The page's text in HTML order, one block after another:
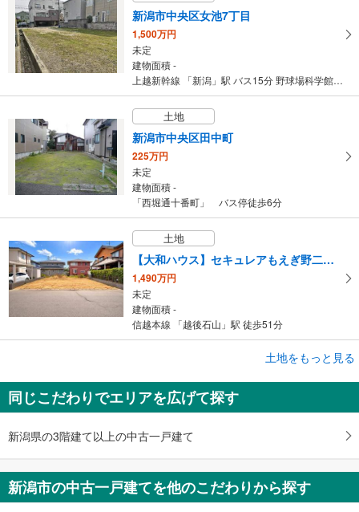
新潟市中央区女池7丁目
1,500万円
未定
建物面積 -
上越新幹線 「新潟」駅 バス15分 野球場科学館前 バス停下車 徒歩3分
土地
新潟市中央区田中町
225万円
未定
建物面積 -
「西堀通十番町」 バス停徒歩6分
土地
【大和ハウス】セキュレアもえぎ野二丁目 （建築条件付宅地分譲）
1,490万円
未定
建物面積 -
信越本線 「越後石山」駅 徒歩51分
【大和ハウス】セキュレア小針一丁目II （建築条件付宅地分譲）
1,820万円
未定
建物面積 -
越後線 「小針」駅 徒歩20分
土地をもっと見る
同じこだわりでエリアを広げて探す
新潟県の3階建て以上の中古一戸建て
新潟市の中古一戸建てを他のこだわりから探す